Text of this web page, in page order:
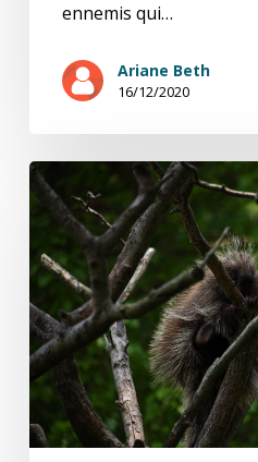
ennemis qui…
Ariane Beth
16/12/2020
Arthur
(3/15)
Atout
pique